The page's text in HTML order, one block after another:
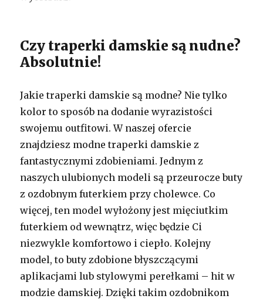
Czy traperki damskie są nudne?
Absolutnie!
Jakie traperki damskie są modne? Nie tylko
kolor to sposób na dodanie wyrazistości
swojemu outfitowi. W naszej ofercie
znajdziesz modne traperki damskie z
fantastycznymi zdobieniami. Jednym z
naszych ulubionych modeli są przeurocze buty
z ozdobnym futerkiem przy cholewce. Co
więcej, ten model wyłożony jest mięciutkim
futerkiem od wewnątrz, więc będzie Ci
niezwykle komfortowo i ciepło. Kolejny
model, to buty zdobione błyszczącymi
aplikacjami lub stylowymi perełkami – hit w
modzie damskiej. Dzięki takim ozdobnikom